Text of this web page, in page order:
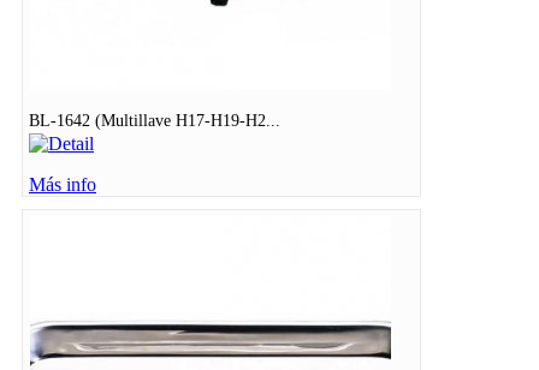
BL-1642 (Multillave H17-H19-H2...
Más info